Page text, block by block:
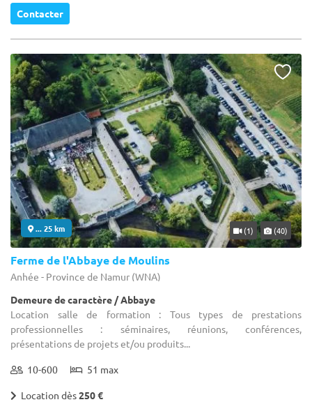
Contacter
... 25 km (1) (40)
Ferme de l'Abbaye de Moulins
Anhée - Province de Namur (WNA)
Demeure de caractère / Abbaye
Location salle de formation : Tous types de prestations
professionnelles : séminaires, réunions, conférences,
présentations de projets et/ou produits...
10-600 51 max
Location dès250 €